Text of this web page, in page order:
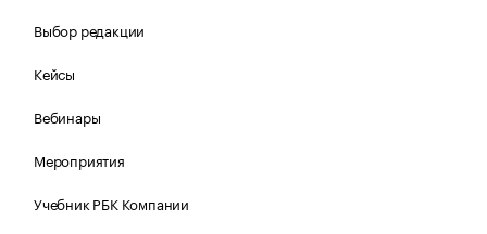
Выбор редакции
Кейсы
Вебинары
Мероприятия
Учебник РБК Компании